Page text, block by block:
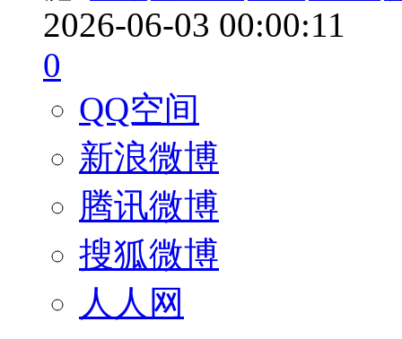
2026-06-03 00:00:11
0
QQ空间
新浪微博
腾讯微博
搜狐微博
人人网